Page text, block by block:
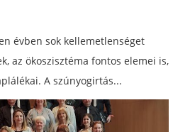
évben sok kellemetlenséget
az ökoszisztéma fontos elemei is,
A szúnyogirtás...